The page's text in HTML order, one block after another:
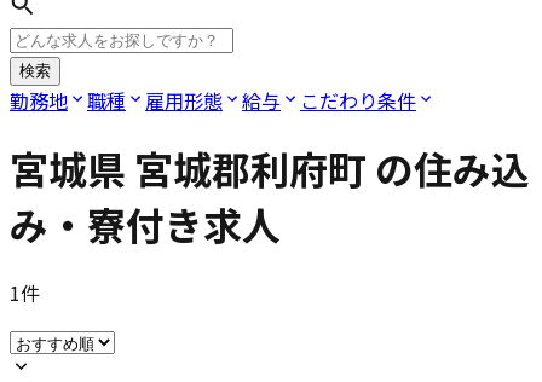
検索
勤務地 職種 雇用形態 給与 こだわり条件
宮城県 宮城郡利府町 の住み込
み・寮付き求人
1件